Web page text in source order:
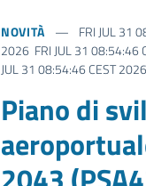
NOVITÀ
FRI JUL 31
2026 FRI JUL 31 08:54:46
JUL 31 08:54:46 CEST 2026
Piano di